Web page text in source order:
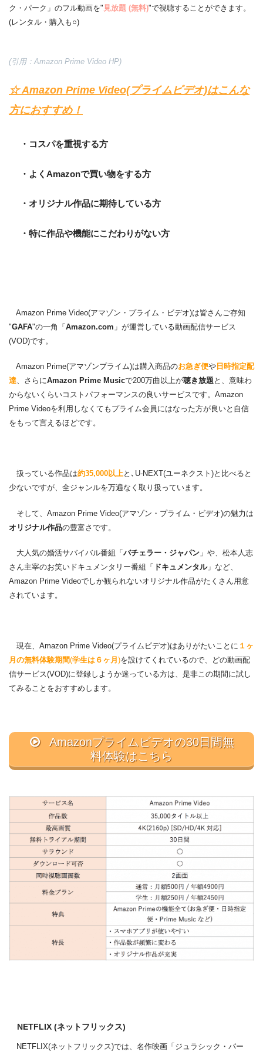
ク・パーク」のフル動画を" 見放題 (無料)"で視聴することができます。
(レンタル・購入も○)
(引用：Amazon Prime Video HP)
☆ Amazon Prime Video(プライムビデオ)はこんな
方におすすめ！
・コスパを重視する方
・よくAmazonで買い物をする方
・オリジナル作品に期待している方
・特に作品や機能にこだわりがない方
Amazon Prime Video(アマゾン・プライム・ビデオ)は皆さんご存知
"GAFA"の一角「 Amazon.com 」が運営している動画配信サービス
(VOD)です。
Amazon Prime(アマゾンプライム)は購入商品のお急ぎ便や 日時指定配
達 、さらにAmazon Prime Musicで200万曲以上が聴き放題 と、意味わ
からないくらいコストパフォーマンスの良いサービスです。Amazon
Prime Videoを利用しなくてもプライム会員にはなった方が良いと自信
をもって言えるほどです。
扱っている作品は約35,000以上と､U-NEXT(ユーネクスト)と比べると
少ないですが、全ジャンルを万遍なく取り扱っています。
そして、Amazon Prime Video(アマゾン・プライム・ビデオ)の魅力は
オリジナル作品の豊富さです。
大人気の婚活サバイバル番組「バチェラー・ジャパン 」や、松本人志
さん主宰のお笑いドキュメンタリー番組「 ドキュメンタル」など、
Amazon Prime Videoでしか観られないオリジナル作品がたくさん用意
されています。
現在、Amazon Prime Video(プライムビデオ)はありがたいことに １ヶ
月の無料体験期間(学生は６ヶ月 )を設けてくれているので、どの動画配
信サービス(VOD)に登録しようか迷っている方は、是非この期間に試し
てみることをおすすめします。
Amazonプライムビデオの30日間無
料体験はこちら
NETFLIX (ネットフリックス)
NETFLIX(ネットフリックス)では、名作映画「ジュラシック・パー